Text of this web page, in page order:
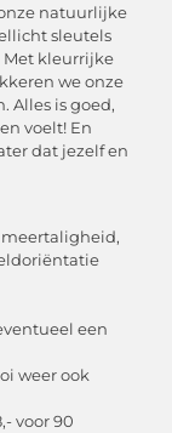
natuurlijke
sleutels
Met kleurrijke
we onze
Alles is goed,
voelt! En
dat jezelf en
een
weer ook
voor 90